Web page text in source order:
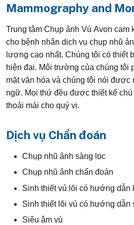
Mammography and
Trung tâm Chụp ảnh Vú Avon cam
cho bệnh nhân dịch vụ chụp nhũ
lượng cao nhất. Chúng tôi có thiết
hiện đại. Môi trường của chúng tôi
mặt văn hóa và chúng tôi nói được
ngữ. Mọi thứ đều được thiết kế
thoải mái cho quý vị.
Dịch vụ Chẩn đoán
Chụp nhũ ảnh sàng lọc
Chụp nhũ ảnh chẩn đoán
Sinh thiết vú lõi có hướng dẫn
Sinh thiết lõi vú có hướng dẫn
Siêu âm vú